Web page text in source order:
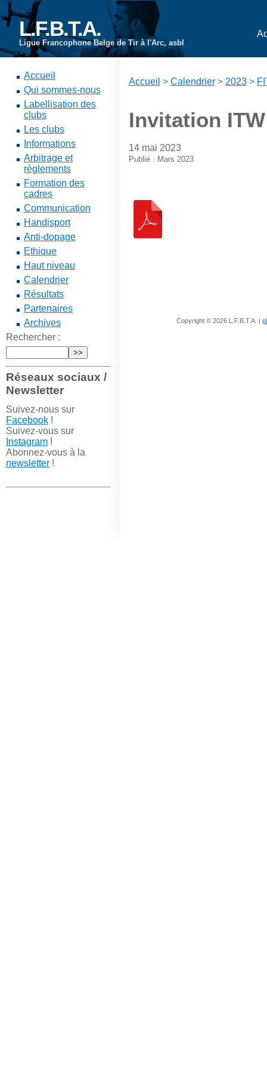
L.F.B.T.A.
Ligue Francophone Belge de Tir à l'Arc, asbl
Accueil
Qui sommes-nous
Labellisation des
clubs
Les clubs
Informations
Arbitrage et
règlements
Formation des
cadres
Communication
Handisport
Anti-dopage
Ethique
Haut niveau
Calendrier
Résultats
Partenaires
Archives
Rechercher :
Réseaux sociaux /
Newsletter
Suivez-nous sur
Facebook!
Suivez-vous sur
Instagram!
Abonnez-vous à la
newsletter!
Accueil > Calendrier> 2023>
Invitation ITW
14 mai 2023
Publié : Mars 2023
Copyright © 2026 L.F.B.T.A. |